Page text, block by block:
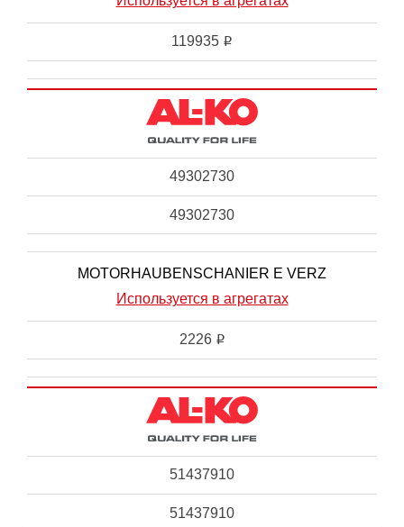
119935 i
49302730
49302730
MOTORHAUBENSCHANIER E VERZ
Используется в агрегатах
2226 i
51437910
51437910